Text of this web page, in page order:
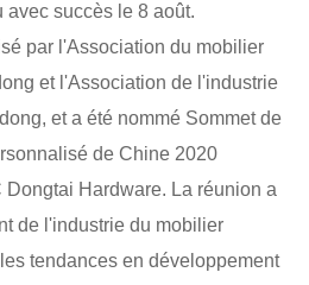
succès le 8 août.
par l'Association du mobilier
et l'Association de l'industrie
et a été nommé Sommet de
de Chine 2020
Hardware. La réunion a
de l'industrie du mobilier
tendances en développement